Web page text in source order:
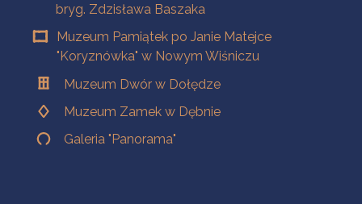
bryg. Zdzisława Baszaka
Muzeum Pamiątek po Janie Matejce
"Koryznówka" w Nowym Wiśniczu
Muzeum Dwór w Dołędze
Muzeum Zamek w Dębnie
Galeria "Panorama"